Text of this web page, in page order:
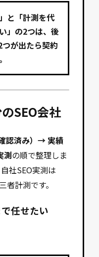
と「計測を代
」の2つは、後
が出たら契約
SEO会社
認済み）→ 実績
測の順で整理しま
社SEO実測は
者計測です。
任せたい